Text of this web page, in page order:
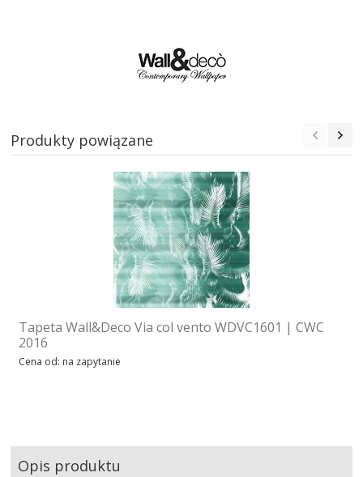
Produkty powiązane
Tapeta Wall&Deco Via col vento WDVC1601 | CWC
2016
Cena od: na zapytanie
Opis produktu